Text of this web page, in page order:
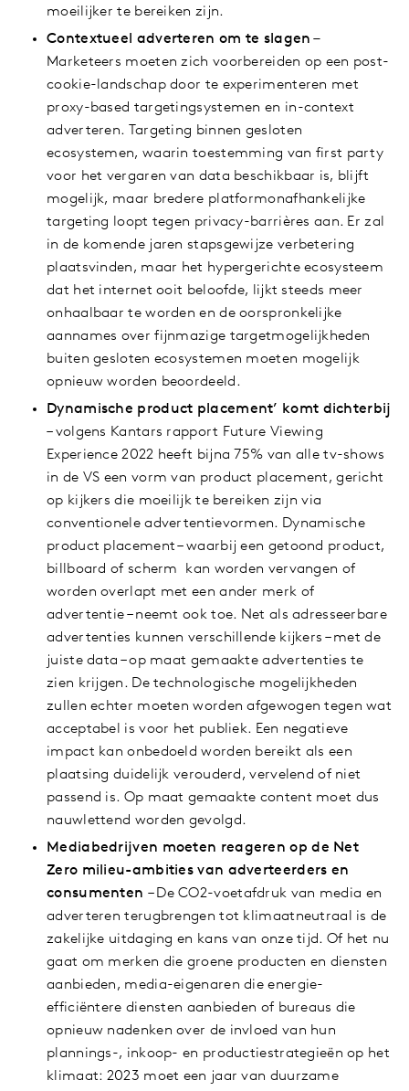
moeilijker te bereiken zijn.
Contextueel adverteren om te slagen –
Marketeers moeten zich voorbereiden op een post-
cookie-landschap door te experimenteren met
proxy-based targetingsystemen en in-context
adverteren. Targeting binnen gesloten
ecosystemen, waarin toestemming van first party
voor het vergaren van data beschikbaar is, blijft
mogelijk, maar bredere platformonafhankelijke
targeting loopt tegen privacy-barrières aan. Er zal
in de komende jaren stapsgewijze verbetering
plaatsvinden, maar het hypergerichte ecosysteem
dat het internet ooit beloofde, lijkt steeds meer
onhaalbaar te worden en de oorspronkelijke
aannames over fijnmazige targetmogelijkheden
buiten gesloten ecosystemen moeten mogelijk
opnieuw worden beoordeeld.
Dynamische product placement’ komt dichterbij
– volgens Kantars rapport Future Viewing
Experience 2022 heeft bijna 75% van alle tv-shows
in de VS een vorm van product placement, gericht
op kijkers die moeilijk te bereiken zijn via
conventionele advertentievormen. Dynamische
product placement – waarbij een getoond product,
billboard of scherm kan worden vervangen of
worden overlapt met een ander merk of
advertentie – neemt ook toe. Net als adresseerbare
advertenties kunnen verschillende kijkers – met de
juiste data – op maat gemaakte advertenties te
zien krijgen. De technologische mogelijkheden
zullen echter moeten worden afgewogen tegen wat
acceptabel is voor het publiek. Een negatieve
impact kan onbedoeld worden bereikt als een
plaatsing duidelijk verouderd, vervelend of niet
passend is. Op maat gemaakte content moet dus
nauwlettend worden gevolgd.
Mediabedrijven moeten reageren op de Net
Zero milieu-ambities van adverteerders en
consumenten – De CO2-voetafdruk van media en
adverteren terugbrengen tot klimaatneutraal is de
zakelijke uitdaging en kans van onze tijd. Of het nu
gaat om merken die groene producten en diensten
aanbieden, media-eigenaren die energie-
efficiëntere diensten aanbieden of bureaus die
opnieuw nadenken over de invloed van hun
plannings-, inkoop- en productiestrategieën op het
klimaat: 2023 moet een jaar van duurzame